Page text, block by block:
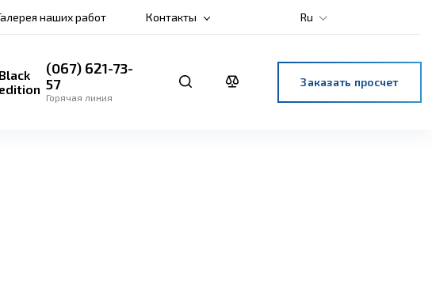
наших работ Контакты Ru
Black
edition
(067) 621-73-
57
Горячая линия
Заказать просчет